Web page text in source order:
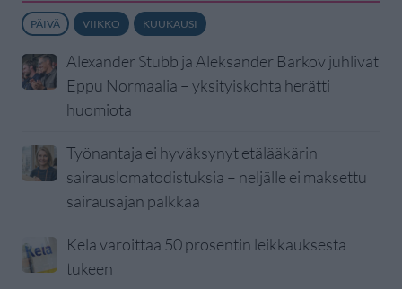
PÄIVÄ VIIKKO KUUKAUSI
Alexander Stubb ja Aleksander Barkov juhlivat
Eppu Normaalia – yksityiskohta herätti
huomiota
Työnantaja ei hyväksynyt etälääkärin
sairauslomatodistuksia – neljälle ei maksettu
sairausajan palkkaa
Kela varoittaa 50 prosentin leikkauksesta
tukeen